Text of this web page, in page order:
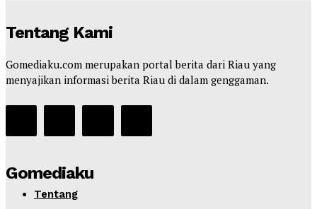
Tentang Kami
Gomediaku.com merupakan portal berita dari Riau yang
menyajikan informasi berita Riau di dalam genggaman.
Gomediaku
Tentang